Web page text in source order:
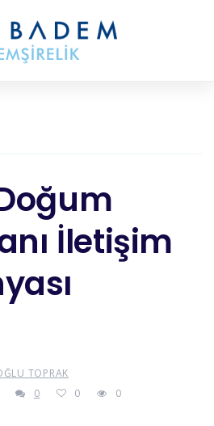
İletişim
TOPRAK
0 0 0